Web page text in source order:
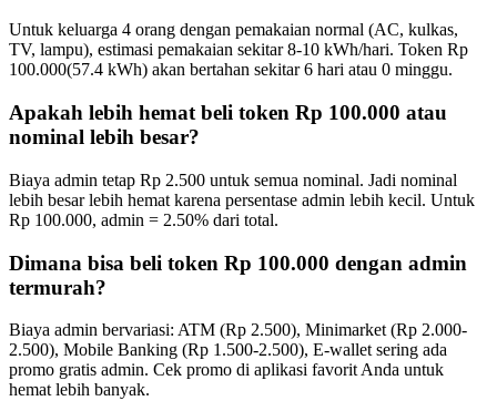
Untuk keluarga 4 orang dengan pemakaian normal (AC, kulkas,
TV, lampu), estimasi pemakaian sekitar 8-10 kWh/hari. Token Rp
100.000(57.4 kWh) akan bertahan sekitar6 hari atau 0 minggu.
Apakah lebih hemat beli token Rp 100.000 atau
nominal lebih besar?
Biaya admin tetap Rp 2.500 untuk semua nominal. Jadi nominal
lebih besar lebih hemat karena persentase admin lebih kecil. Untuk
Rp 100.000, admin = 2.50% dari total.
Dimana bisa beli token Rp 100.000 dengan admin
termurah?
Biaya admin bervariasi: ATM (Rp 2.500), Minimarket (Rp 2.000-
2.500), Mobile Banking (Rp 1.500-2.500), E-wallet sering ada
promo gratis admin. Cek promo di aplikasi favorit Anda untuk
hemat lebih banyak.